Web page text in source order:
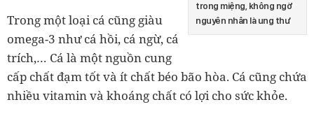
trong miệng, không ngờ
nguyên nhân là ung thư
Trong một loại cá cũng giàu
omega-3 như cá hồi, cá ngừ, cá
trích,… Cá là một nguồn cung
cấp chất đạm tốt và ít chất béo bão hòa. Cá cũng chứa
nhiều vitamin và khoáng chất có lợi cho sức khỏe.